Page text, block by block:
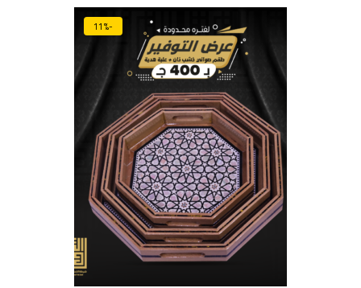
-11%